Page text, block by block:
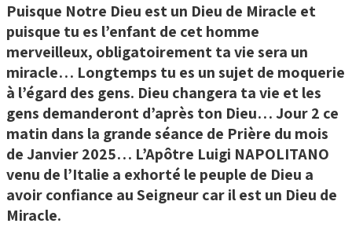
Puisque Notre Dieu est un Dieu de Miracle et
puisque tu es l’enfant de cet homme
merveilleux, obligatoirement ta vie sera un
miracle… Longtemps tu es un sujet de moquerie
à l’égard des gens. Dieu changera ta vie et les
gens demanderont d’après ton Dieu… Jour 2 ce
matin dans la grande séance de Prière du mois
de Janvier 2025… L’Apôtre Luigi NAPOLITANO
venu de l’Italie a exhorté le peuple de Dieu a
avoir confiance au Seigneur car il est un Dieu de
Miracle.